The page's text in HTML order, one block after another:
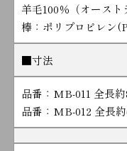
羊毛100％（オース
棒：ポリプロピレン
■寸法
品番：MB-011 全長
品番：MB-012 全長